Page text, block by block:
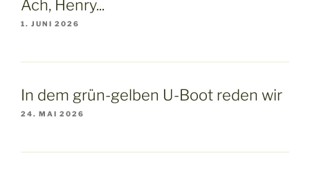
Ach, Henry...
1. JUNI 2026
In dem grün-gelben U-Boot reden wir
24. MAI 2026